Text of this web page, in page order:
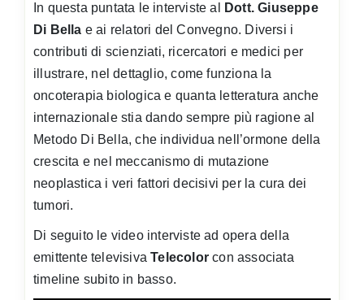
In questa puntata le interviste al
Dott. Giuseppe
Di Bella e ai relatori del Convegno. Diversi i
contributi di scienziati, ricercatori e medici per
illustrare, nel dettaglio, come funziona la
oncoterapia biologica e quanta letteratura anche
internazionale stia dando sempre più ragione al
Metodo Di Bella, che individua nell’ormone della
crescita e nel meccanismo di mutazione
neoplastica i veri fattori decisivi per la cura dei
tumori.
Di seguito le video interviste ad opera della
emittente televisivaTelecolor con associata
timeline subito in basso.